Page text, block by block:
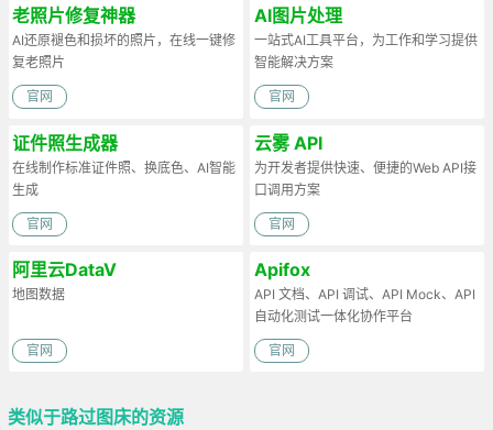
老照片修复神器
AI还原褪色和损坏的照片，在线一键修
复老照片
官网
AI图片处理
一站式AI工具平台，为工作和学习提供
智能解决方案
官网
证件照生成器
在线制作标准证件照、换底色、AI智能
生成
官网
云雾 API
为开发者提供快速、便捷的Web API接
口调用方案
官网
阿里云DataV
地图数据
官网
Apifox
API 文档、API 调试、API Mock、API
自动化测试一体化协作平台
官网
类似于路过图床的资源